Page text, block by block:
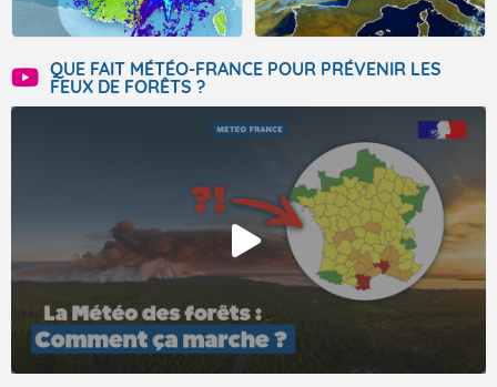
QUE FAIT MÉTÉO-FRANCE POUR PRÉVENIR LES
FEUX DE FORÊTS ?